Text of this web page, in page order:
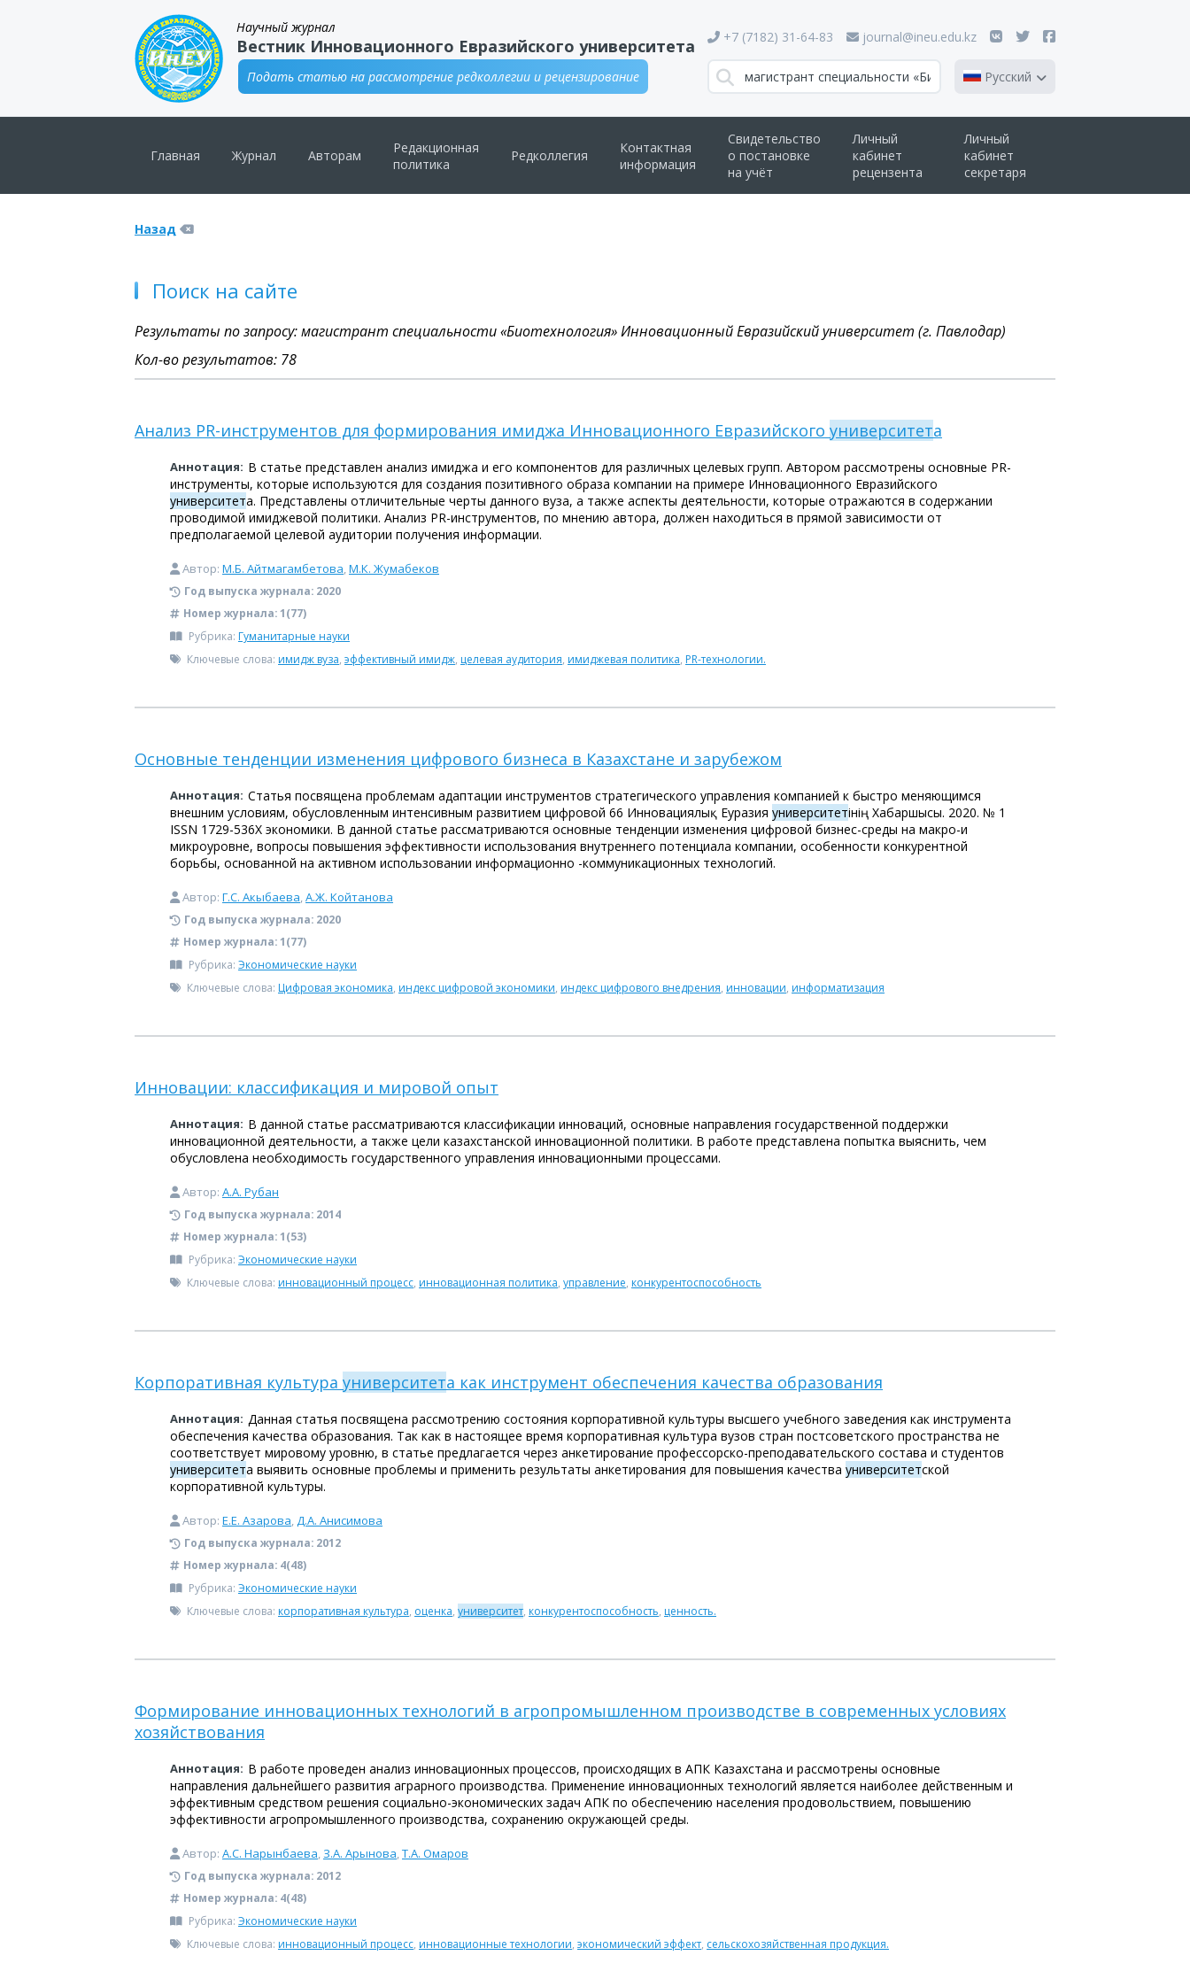
Научный журнал
Вестник Инновационного Евразийского университета
Подать статью на рассмотрение редколлегии и рецензирование
+7 (7182) 31-64-83 journal@ineu.edu.kz
Русский
Главная Журнал Авторам
Редакционная
политика
Редколлегия
Контактная
информация
Свидетельство
о постановке
на учёт
Личный
кабинет
рецензента
Личный
кабинет
секретаря
Назад
Поиск на сайте
Результаты по запросу: магистрант специальности «Биотехнология» Инновационный Евразийский университет (г. Павлодар)
Кол-во результатов: 78
Анализ PR-инструментов для формирования имиджа Инновационного Евразийского университета
Аннотация: В статье представлен анализ имиджа и его компонентов для различных целевых групп. Автором рассмотрены основные PR-
инструменты, которые используются для создания позитивного образа компании на примере Инновационного Евразийского
университета. Представлены отличительные черты данного вуза, а также аспекты деятельности, которые отражаются в содержании
проводимой имиджевой политики. Анализ PR-инструментов, по мнению автора, должен находиться в прямой зависимости от
предполагаемой целевой аудитории получения информации.
Автор: М.Б. Айтмагамбетова,М.К. Жумабеков
Год выпуска журнала: 2020
Номер журнала:1(77)
Рубрика: Гуманитарные науки
Ключевые слова: имидж вуза, эффективный имидж, целевая аудитория, имиджевая политика, PR-технологии.
Основные тенденции изменения цифрового бизнеса в Казахстане и зарубежом
Аннотация: Статья посвящена проблемам адаптации инструментов стратегического управления компанией к быстро меняющимся
внешним условиям, обусловленным интенсивным развитием цифровой 66 Инновациялық Еуразия университетінің Хабаршысы. 2020. № 1
ISSN 1729-536X экономики. В данной статье рассматриваются основные тенденции изменения цифровой бизнес-среды на макро-и
микроуровне, вопросы повышения эффективности использования внутреннего потенциала компании, особенности конкурентной
борьбы, основанной на активном использовании информационно -коммуникационных технологий.
Автор: Г.С. Акыбаева,А.Ж. Койтанова
Год выпуска журнала: 2020
Номер журнала:1(77)
Рубрика: Экономические науки
Ключевые слова: Цифровая экономика, индекс цифровой экономики, индекс цифрового внедрения, инновации, информатизация
Инновации: классификация и мировой опыт
Аннотация: В данной статье рассматриваются классификации инноваций, основные направления государственной поддержки
инновационной деятельности, а также цели казахстанской инновационной политики. В работе представлена попытка выяснить, чем
обусловлена необходимость государственного управления инновационными процессами.
Автор: А.А. Рубан
Год выпуска журнала: 2014
Номер журнала:1(53)
Рубрика: Экономические науки
Ключевые слова: инновационный процесс, инновационная политика, управление, конкурентоспособность
Корпоративная культура университета как инструмент обеспечения качества образования
Аннотация: Данная статья посвящена рассмотрению состояния корпоративной культуры высшего учебного заведения как инструмента
обеспечения качества образования. Так как в настоящее время корпоративная культура вузов стран постсоветского пространства не
соответствует мировому уровню, в статье предлагается через анкетирование профессорско-преподавательского состава и студентов
университета выявить основные проблемы и применить результаты анкетирования для повышения качества университетской
корпоративной культуры.
Автор: Е.Е. Азарова,Д.А. Анисимова
Год выпуска журнала: 2012
Номер журнала: 4(48)
Рубрика: Экономические науки
Ключевые слова: корпоративная культура, оценка, университет, конкурентоспособность, ценность.
Формирование инновационных технологий в агропромышленном производстве в современных условиях
хозяйствования
Аннотация: В работе проведен анализ инновационных процессов, происходящих в АПК Казахстана и рассмотрены основные
направления дальнейшего развития аграрного производства. Применение инновационных технологий является наиболее действенным и
эффективным средством решения социально-экономических задач АПК по обеспечению населения продовольствием, повышению
эффективности агропромышленного производства, сохранению окружающей среды.
Автор: А.С. Нарынбаева, З.А. Арынова,Т.А. Омаров
Год выпуска журнала: 2012
Номер журнала: 4(48)
Рубрика: Экономические науки
Ключевые слова: инновационный процесс, инновационные технологии, экономический эффект, сельскохозяйственная продукция.